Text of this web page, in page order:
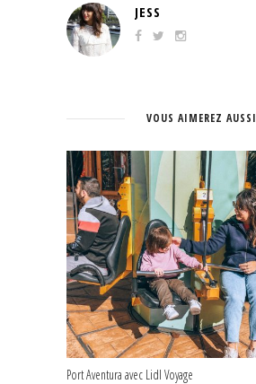
JESS
VOUS AIMEREZ AUSSI
Port Aventura avec Lidl Voyage